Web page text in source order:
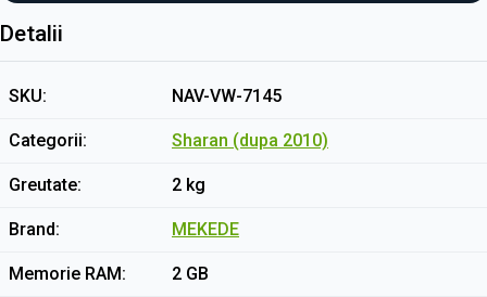
Detalii
SKU NAV-VW-7145
Categorii Sharan (dupa 2010)
Greutate 2 kg
Brand MEKEDE
Memorie RAM 2 GB